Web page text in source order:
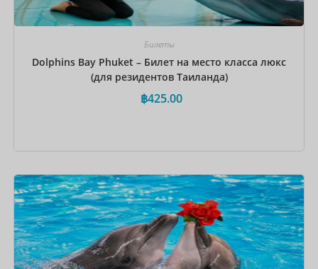
Билеты
Dolphins Bay Phuket – Билет на место класса люкс
(для резидентов Таиланда)
฿425.00
Забронировать сейчас